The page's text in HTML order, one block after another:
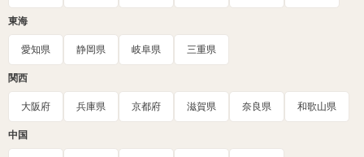
東海
愛知県 静岡県 岐阜県 三重県
関西
大阪府 兵庫県 京都府 滋賀県 奈良県 和歌山県
中国